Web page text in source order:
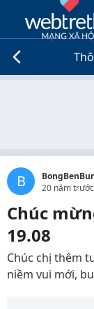
B
20 năm trước
Chúc
19.08
Chúc chị thêm
niềm vui mới,